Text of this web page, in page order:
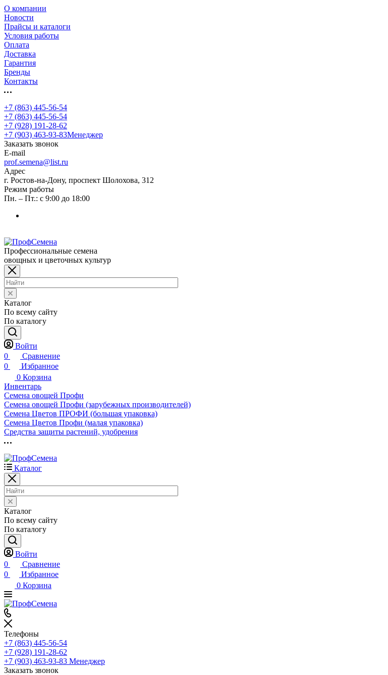
О компании
Новости
Прайсы и каталоги
Условия работы
Оплата
Доставка
Гарантия
Бренды
Контакты
+7 (863) 445-56-54
+7 (863) 445-56-54
+7 (928) 191-28-62
+7 (903) 463-93-83Менеджер
Заказать звонок
E-mail
prof.semena@list.ru
Адрес
г. Ростов-на-Дону, проспект Шолохова, 312
Режим работы
Пн. – Пт.: с 9:00 до 18:00
Профессиональные семена
овощных и цветочных культур
Каталог
По всему сайту
По каталогу
Войти
0
Сравнение
0
Избранное
0 Корзина
Инвентарь
Семена овощей Профи
Семена овощей Профи (зарубежных производителей)
Семена Цветов ПРОФИ (большая упаковка)
Семена Цветов Профи (малая упаковка)
Средства защиты растений, удобрения
Каталог
Каталог
По всему сайту
По каталогу
Войти
0
Сравнение
0
Избранное
0 Корзина
Телефоны
+7 (863) 445-56-54
+7 (928) 191-28-62
+7 (903) 463-93-83 Менеджер
Заказать звонок